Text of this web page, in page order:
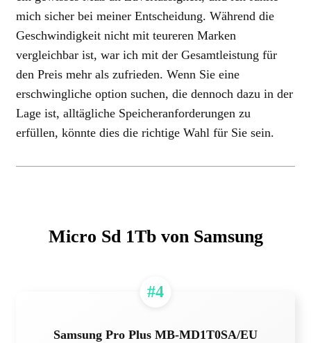
mich sicher bei meiner Entscheidung. Während die
Geschwindigkeit nicht mit teureren Marken
vergleichbar ist, war ich mit der Gesamtleistung für
den Preis mehr als zufrieden. Wenn Sie eine
erschwingliche option suchen, die dennoch dazu in der
Lage ist, alltägliche Speicheranforderungen zu
erfüllen, könnte dies die richtige Wahl für Sie sein.
Micro Sd 1Tb von Samsung
#4
Samsung Pro Plus MB-MD1T0SA/EU